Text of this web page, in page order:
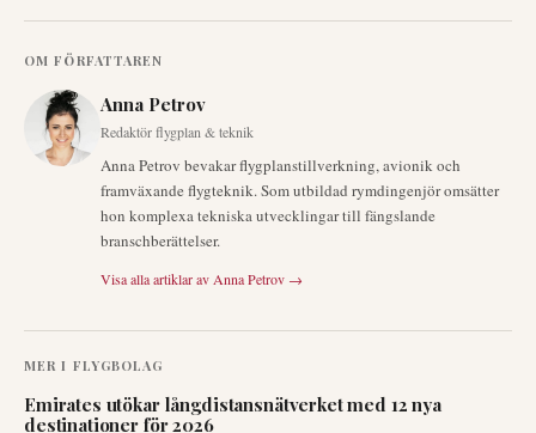
OM FÖRFATTAREN
Anna Petrov
Redaktör flygplan & teknik
Anna Petrov bevakar flygplanstillverkning, avionik och
framväxande flygteknik. Som utbildad rymdingenjör omsätter
hon komplexa tekniska utvecklingar till fängslande
branschberättelser.
Visa alla artiklar av Anna Petrov →
MER I FLYGBOLAG
Emirates utökar långdistansnätverket med 12 nya
destinationer för 2026